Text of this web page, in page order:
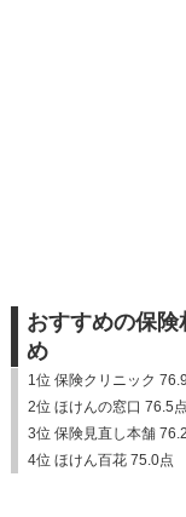
おすすめの保険
め
1位 保険クリニック
2位 ほけんの窓口 76.5点
3位 保険見直し本舗
4位 ほけん百花 75.0点